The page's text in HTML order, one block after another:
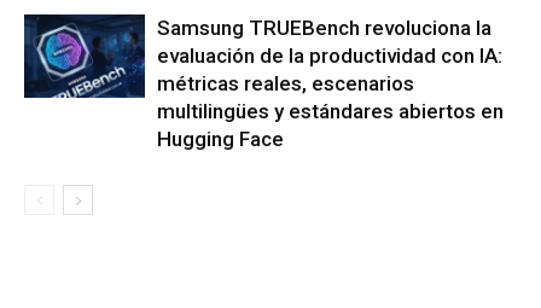
Samsung TRUEBench revoluciona la
evaluación de la productividad con IA:
métricas reales, escenarios
multilingües y estándares abiertos en
Hugging Face